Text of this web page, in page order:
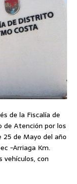
de la Fiscalía de
Atención por los
de Mayo del año
-Arriaga Km.
vehículos, con